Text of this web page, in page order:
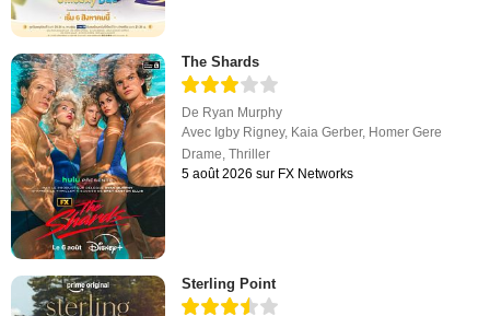
The Shards
De Ryan Murphy
Avec Igby Rigney, Kaia Gerber, Homer Gere
Drame,Thriller
5 août 2026 sur FX Networks
Sterling Point